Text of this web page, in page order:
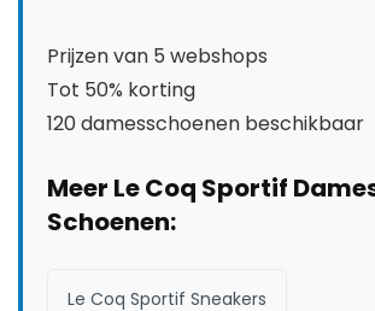
Prijzen van 5 webshops
Tot 50% korting
120 damesschoenen beschikbaar
Meer Le Coq Sportif
Schoenen:
Le Coq Sportif Sneakers